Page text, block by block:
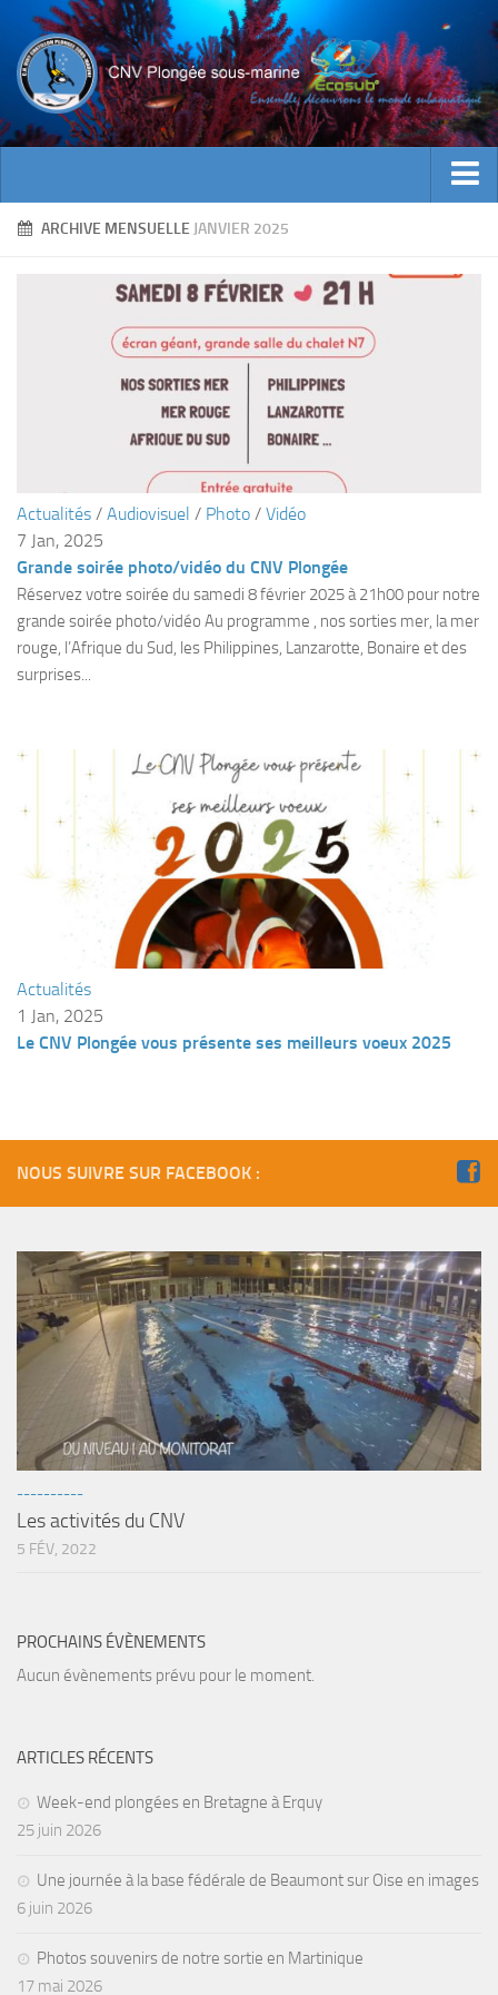
ACTUALITES
Bienvenue
Documents utiles
Historique
ECOLE DE PLONGEE
Jeune plongeur
Plongeur N3
Guide de palanquée N4
Initiateur
Moniteur Fédéral
Organisation
Responsables
Sorties techniques
Sorties 2026
Sorties 2023
Sorties 2022
Sorties 2021
Sorties 2020
Sorties 2019
Sorties 2018
sorties 2017
BIO SUB
Environnement et Biologie Sub
Lac Merveilleux
AUDIOVISUEL
Photo
Vidéo
Peinture
NAGE
NAP / NEV
ARCHIVE MENSUELLE JANVIER 2025
Actualités / Audiovisuel / Photo / Vidéo
7 Jan, 2025
Grande soirée photo/vidéo du CNV Plongée
Réservez votre soirée du samedi 8 février 2025 à 21h00 pour notre
grande soirée photo/vidéo Au programme , nos sorties mer, la mer
rouge, l’Afrique du Sud, les Philippines, Lanzarotte, Bonaire et des
surprises...
Actualités
1 Jan, 2025
Le CNV Plongée vous présente ses meilleurs voeux 2025
NOUS SUIVRE SUR FACEBOOK :
----------
Les activités du CNV
5 FÉV, 2022
PROCHAINS ÉVÈNEMENTS
Aucun évènements prévu pour le moment.
ARTICLES RÉCENTS
Week-end plongées en Bretagne à Erquy
25 juin 2026
Une journée à la base fédérale de Beaumont sur Oise en images
6 juin 2026
Photos souvenirs de notre sortie en Martinique
17 mai 2026